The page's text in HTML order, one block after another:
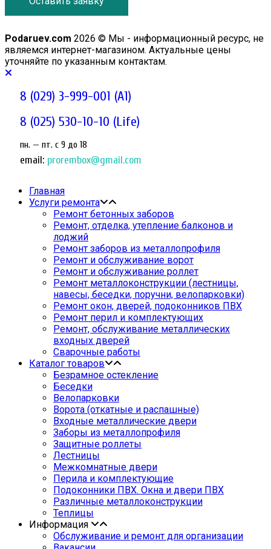
Podaruev.com 2026 © Мы - информационный ресурс, не
являемся интернет-магазином. Актуальные цены
уточняйте по указанным контактам.
8 (029) 3-999-001 (A1)
8 (025) 530-10-10 (Life)
пн. — пт. c 9 до 18
email: prorembox@gmail.com
Главная
Услуги ремонта
Ремонт бетонных заборов
Ремонт, отделка, утепление балконов и
лоджий
Ремонт заборов из металлопрофиля
Ремонт и обслуживание ворот
Ремонт и обслуживание роллет
Ремонт металлоконструкции (лестницы,
навесы, беседки, поручни, велопарковки)
Ремонт окон, дверей, подоконников ПВХ
Ремонт перил и комплектующих
Ремонт, обслуживание металлических
входных дверей
Сварочные работы
Каталог товаров
Безрамное остекление
Беседки
Велопарковки
Ворота (откатные и распашные)
Входные металлические двери
Заборы из металлопрофиля
Защитные роллеты
Лестницы
Межкомнатные двери
Перила и комплектующие
Подоконники ПВХ. Окна и двери ПВХ
Различные металлоконструкции
Теплицы
Информация
Обслуживание и ремонт для организации